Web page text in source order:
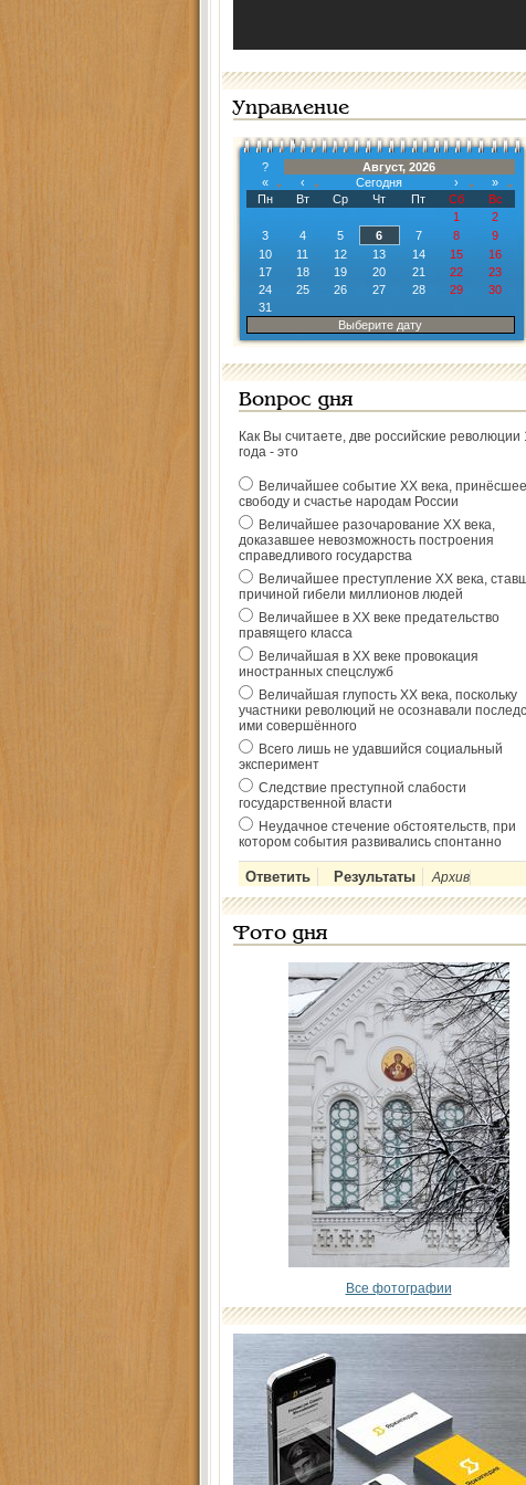
Управление
?
Август, 2026
«
‹ Сегодня ›
»
Пн
Вт Ср Чт Пт Сб
Вс
1
2
3
4 5 6 7 8
9
10
11 12 13 14 15
16
17
18 19 20 21 22
23
24
25 26 27 28 29
30
31
Выберите дату
Вопрос дня
Как Вы считаете, две российские революции
года - это
Величайшее событие ХХ века, принёсшее
свободу и счастье народам России
Величайшее разочарование ХХ века,
доказавшее невозможность построения
справедливого государства
Величайшее преступление ХХ века,
причиной гибели миллионов людей
Величайшее в ХХ веке предательство
правящего класса
Величайшая в ХХ веке провокация
иностранных спецслужб
Величайшая глупость ХХ века, поскольку
участники революций не осознавали
ими совершённого
Всего лишь не удавшийся социальный
эксперимент
Следствие преступной слабости
государственной власти
Неудачное стечение обстоятельств, при
котором события развивались спонтанно
Архив
Фото дня
Все фотографии